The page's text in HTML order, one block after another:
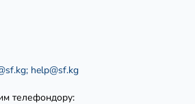
help@sf.kg
телефондору: